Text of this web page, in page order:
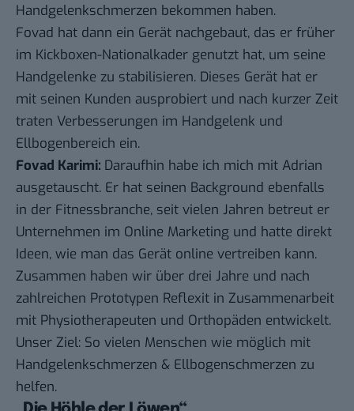
Handgelenkschmerzen bekommen haben.
Fovad hat dann ein Gerät nachgebaut, das er früher
im Kickboxen-Nationalkader genutzt hat, um seine
Handgelenke zu stabilisieren. Dieses Gerät hat er
mit seinen Kunden ausprobiert und nach kurzer Zeit
traten Verbesserungen im Handgelenk und
Ellbogenbereich ein.
Fovad Karimi: Daraufhin habe ich mich mit Adrian
ausgetauscht. Er hat seinen Background ebenfalls
in der Fitnessbranche, seit vielen Jahren betreut er
Unternehmen im Online Marketing und hatte direkt
Ideen, wie man das Gerät online vertreiben kann.
Zusammen haben wir über drei Jahre und nach
zahlreichen Prototypen Reflexit in Zusammenarbeit
mit Physiotherapeuten und Orthopäden entwickelt.
Unser Ziel: So vielen Menschen wie möglich mit
Handgelenkschmerzen & Ellbogenschmerzen zu
helfen.